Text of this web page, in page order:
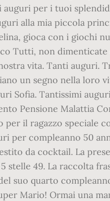
auguri per i tuoi
alla mia piccola
gioca con i giochi
Tutti, non dimenticate
vita. Tanti auguri.
un segno nella loro
Sofia. Tantissimi
Pensione Malattia
il ragazzo speciale
per compleanno 50
da cocktail. La
stelle 49. La raccolta
suo quarto
Mario! Ormai una